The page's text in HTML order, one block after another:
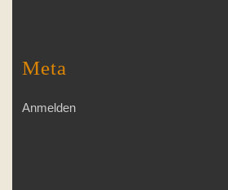
Meta
Anmelden